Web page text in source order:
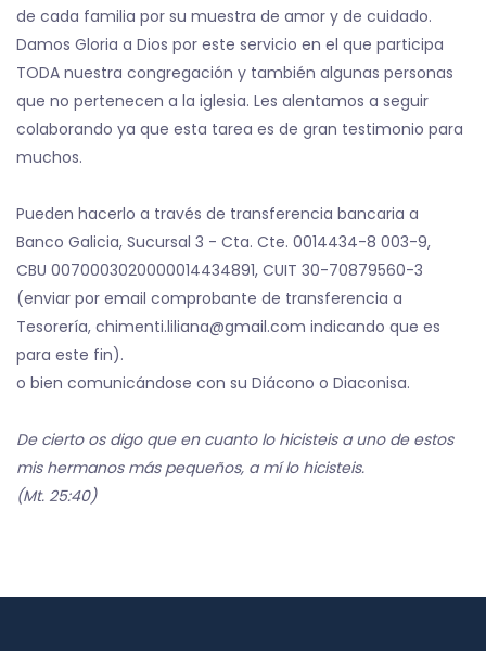
de cada familia por su muestra de amor y de cuidado.
Damos Gloria a Dios por este servicio en el que participa
TODA nuestra congregación y también algunas personas
que no pertenecen a la iglesia. Les alentamos a seguir
colaborando ya que esta tarea es de gran testimonio para
muchos.
Pueden hacerlo a través de transferencia bancaria a
Banco Galicia, Sucursal 3 - Cta. Cte. 0014434-8 003-9,
CBU 0070003020000014434891, CUIT 30-70879560-3
(enviar por email comprobante de transferencia a
Tesorería, chimenti.liliana@gmail.com indicando que es
para este fin).
o bien comunicándose con su Diácono o Diaconisa.
De cierto os digo que en cuanto lo hicisteis a uno de estos
mis hermanos más pequeños, a mí lo hicisteis.
(Mt. 25:40)